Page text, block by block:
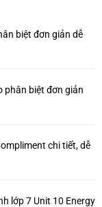
biệt đơn giản dễ
phân biệt đơn giản
chi tiết, dễ
lớp 7 Unit 10 Energy